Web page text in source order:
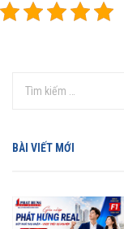
BÀI VIẾT MỚI